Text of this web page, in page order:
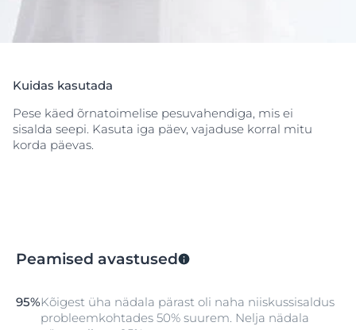
Ei sisalda lõhnaaineid. Kuigi kaera hinnatakse
laialdaselt tänu selle rahustavatele omadustele, võib
mõni inimene olla selle vastu allergiline.
märgatavalt ning nahk on sile ja elastne isegi siis, kui
Kuidas kasutada
Pese käed õrnatoimelise pesuvahendiga, mis ei
sisalda seepi. Kasuta iga päev, vajaduse korral mitu
korda päevas.
Peamised avastused
95%Kõigest üha nädala pärast oli naha niiskussisaldus
probleemkohtades 50% suurem. Nelja nädala